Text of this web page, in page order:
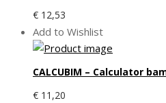
€ 12,53
Add to Wishlist
CALCUBIM – Calculator
€ 11,20